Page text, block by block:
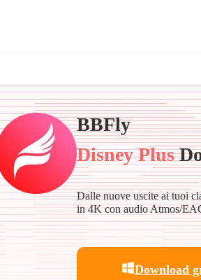
BBFly
Disney Plus
Dalle nuove uscite ai tuoi
in 4K con audio Atmos/
Download